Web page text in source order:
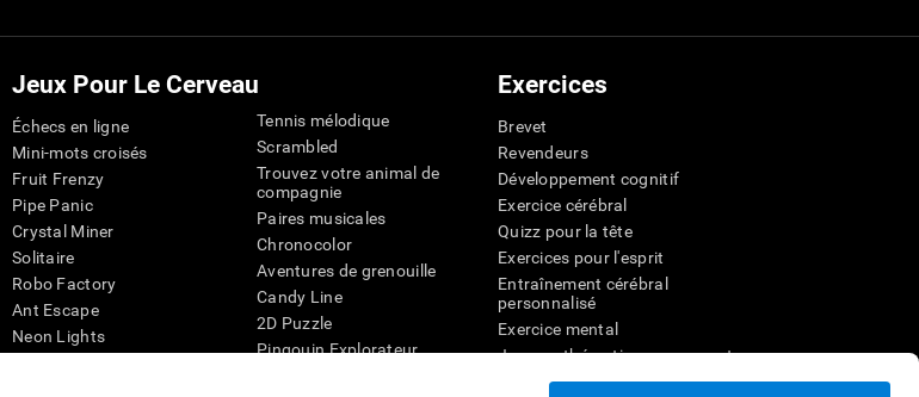
Jeux Pour Le Cerveau
Échecs en ligne
Mini-mots croisés
Fruit Frenzy
Pipe Panic
Crystal Miner
Solitaire
Robo Factory
Ant Escape
Neon Lights
Tennis mélodique
Scrambled
Trouvez votre animal de
compagnie
Paires musicales
Chronocolor
Aventures de grenouille
Candy Line
2D Puzzle
Pingouin Explorateur
Exercices
Brevet
Revendeurs
Développement cognitif
Exercice cérébral
Quizz pour la tête
Exercices pour l'esprit
Entraînement cérébral
personnalisé
Exercice mental
Jeux mathématiques amusants
Compréhension de lecture